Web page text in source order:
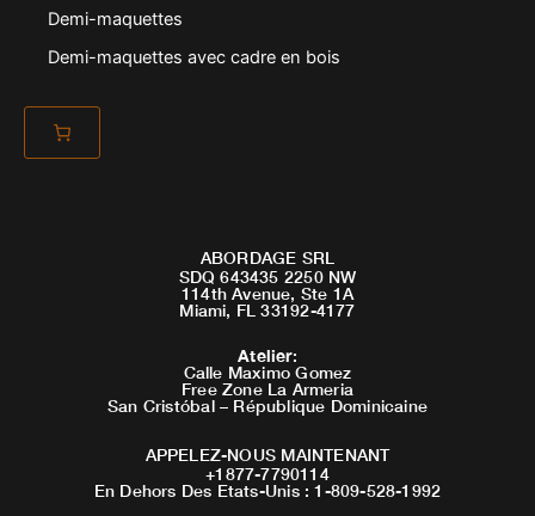
Demi-maquettes
Demi-maquettes avec cadre en bois
ABORDAGE SRL
SDQ 643435 2250 NW
114th Avenue, Ste 1A
Miami, FL 33192-4177
Atelier:
Calle Maximo Gomez
Free Zone La Armeria
San Cristóbal – République Dominicaine
APPELEZ-NOUS MAINTENANT
+1877-7790114
En Dehors Des Etats-Unis : 1-809-528-1992